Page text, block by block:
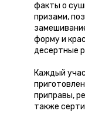
факты о
призами,
форму и
десертные
Каждый
приправы,
также